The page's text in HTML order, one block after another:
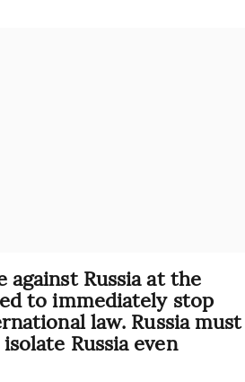
Russia at the
to immediately stop
law. Russia must
Russia even